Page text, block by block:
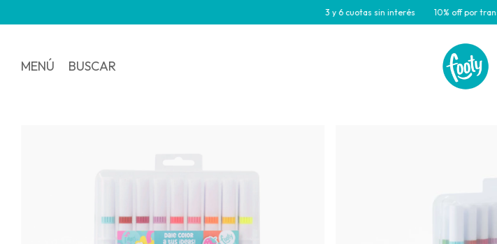
3 y 6 cuotas sin interés 10% off por transferencia
MENÚ BUSCAR